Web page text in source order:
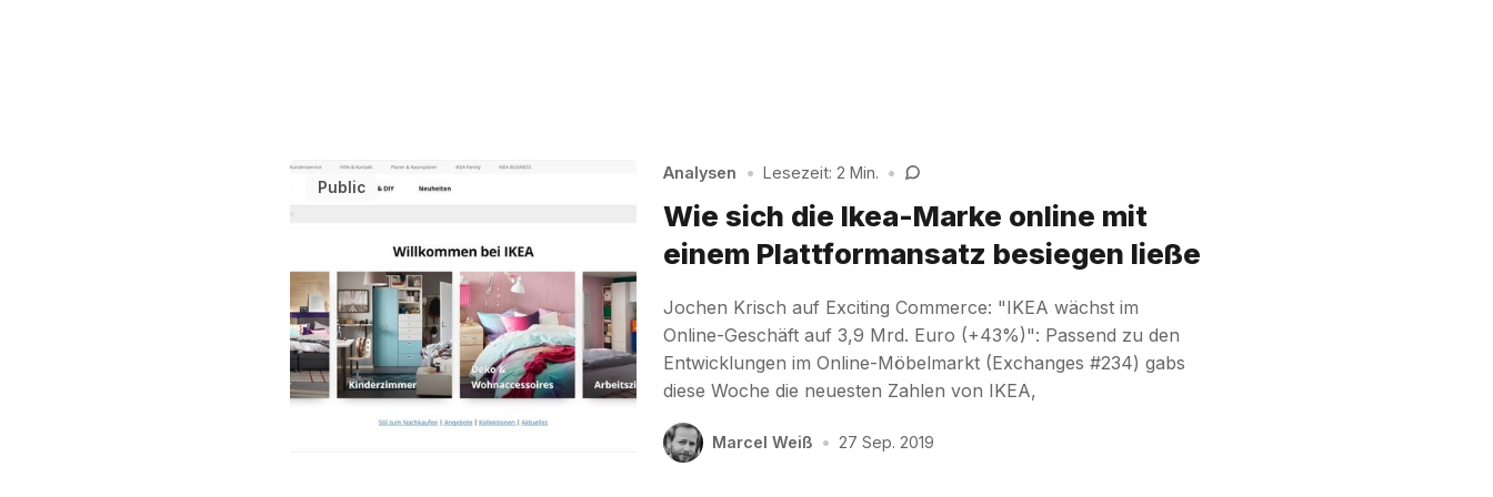
Public
Analysen • Lesezeit: 2 Min. •
Wie sich die Ikea-Marke online mit
einem Plattformansatz besiegen ließe
Jochen Krisch auf Exciting Commerce: "IKEA wächst im
Online-Geschäft auf 3,9 Mrd. Euro (+43%)": Passend zu den
Entwicklungen im Online-Möbelmarkt (Exchanges #234) gabs
diese Woche die neuesten Zahlen von IKEA,
Marcel Weiß • 27 Sep. 2019